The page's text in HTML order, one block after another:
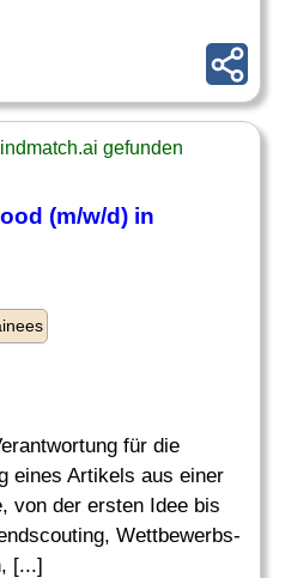
gefunden
(m/w/d) in
für die
eines Artikels aus einer
von der ersten Idee bis
Wettbewerbs-
[...]